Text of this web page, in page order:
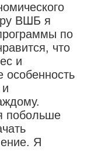
ВШБ я
по
что
и
особенность
побольше
Я